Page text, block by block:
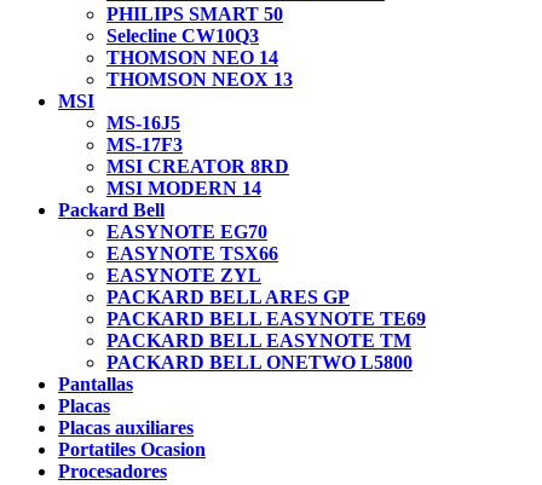
PHILIPS SMART 50
Selecline CW10Q3
THOMSON NEO 14
THOMSON NEOX 13
MSI
MS-16J5
MS-17F3
MSI CREATOR 8RD
MSI MODERN 14
Packard Bell
EASYNOTE EG70
EASYNOTE TSX66
EASYNOTE ZYL
PACKARD BELL ARES GP
PACKARD BELL EASYNOTE TE69
PACKARD BELL EASYNOTE TM
PACKARD BELL ONETWO L5800
Pantallas
Placas
Placas auxiliares
Portatiles Ocasion
Procesadores